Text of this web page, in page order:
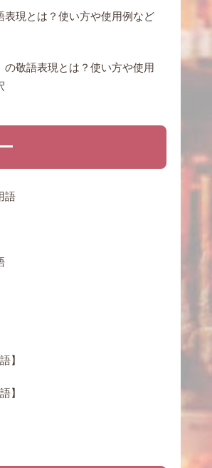
表現とは？使い方や使用例など
の敬語表現とは？使い方や使用
語
】
】